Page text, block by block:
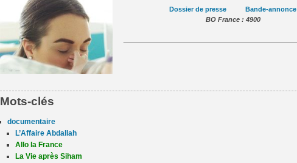
Dossier de presse
Bande-annonce
BO France : 4900
Mots-clés
documentaire
L’Affaire Abdallah
Allo la France
La Vie après Siham